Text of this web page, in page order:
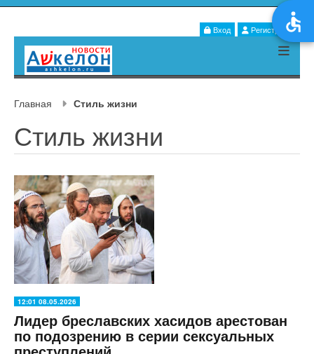
Вход Регистрация
Главная Стиль жизни
Стиль жизни
12:01 08.05.2026
Лидер бреславских хасидов арестован
по подозрению в серии сексуальных